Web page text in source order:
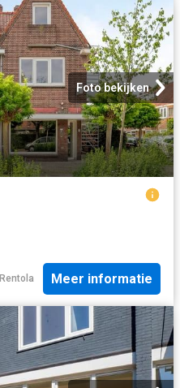
Foto bekijken
Rentola Meer informatie